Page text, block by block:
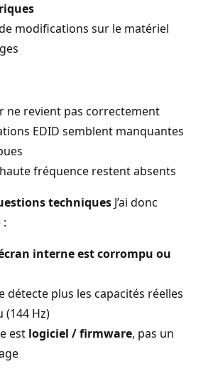
modifications sur le matériel
ne revient pas correctement
EDID semblent manquantes
fréquence restent absents
techniques J’ai donc
interne est corrompu ou
détecte plus les capacités réelles
(144 Hz)
est logiciel / firmware, pas un